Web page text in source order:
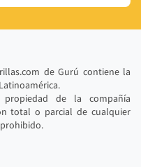
de Gurú contiene la
de la compañía
total o parcial de cualquier